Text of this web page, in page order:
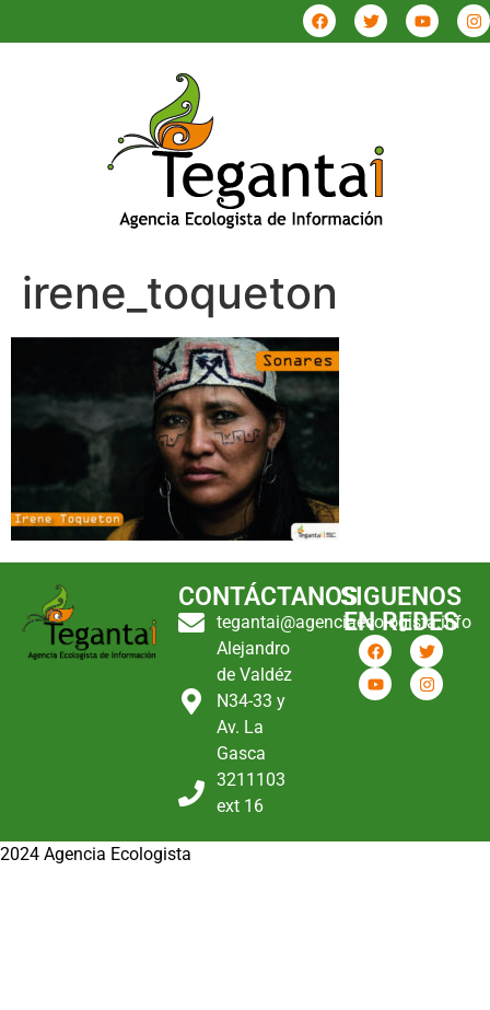
irene_toqueton
CONTÁCTANOS
tegantai@agenciaecologista.info
Alejandro
de Valdéz
N34-33 y
Av. La
Gasca
3211103
ext 16
SIGUENOS
EN REDES
2024 Agencia Ecologista